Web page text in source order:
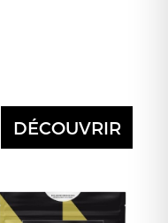
DÉCOUVRIR